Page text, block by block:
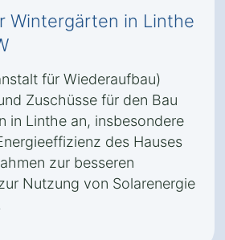
Wintergärten in Linthe
für Wiederaufbau)
Zuschüsse für den Bau
in Linthe an, insbesondere
des Hauses
zur besseren
Nutzung von Solarenergie